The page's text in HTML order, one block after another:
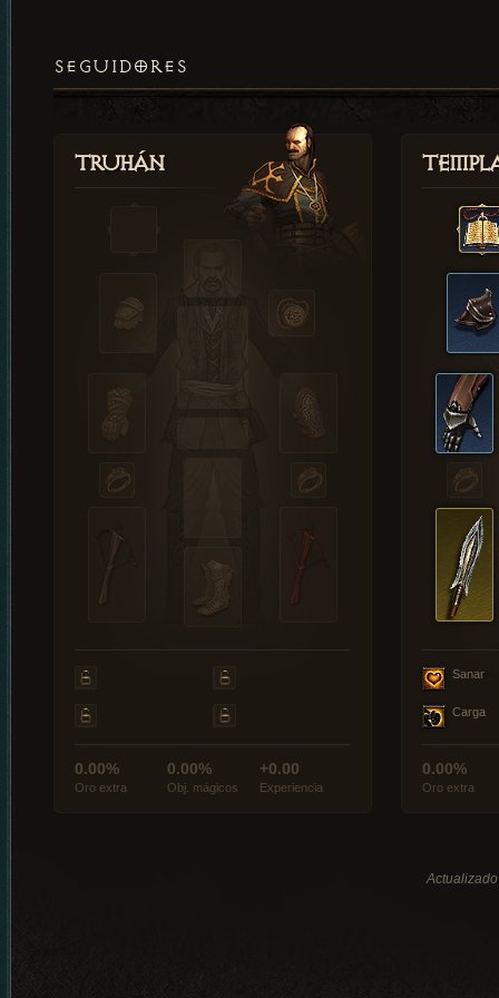
SEGUIDORES
Truhán
0.00%
Oro extra
0.00%
Obj. mágicos
+0.00
Experiencia
Sanar
Carga
0.00%
Oro extra